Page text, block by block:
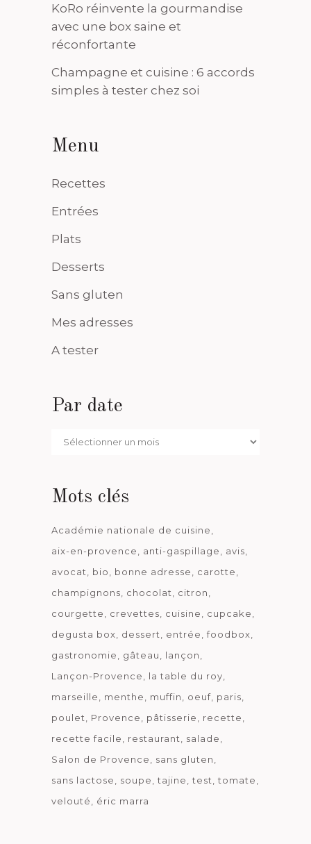
KoRo réinvente la gourmandise
avec une box saine et
réconfortante
Champagne et cuisine : 6 accords
simples à tester chez soi
Menu
Recettes
Entrées
Plats
Desserts
Sans gluten
Mes adresses
A tester
Par date
Par
Mots clés
Académie nationale de cuisine
aix-en-provence
anti-gaspillage
avis
avocat
bio bonne adresse
carotte
champignons
chocolat
citron
courgette
crevettes cuisine
cupcake
degusta box
dessert entrée
foodbox
gastronomie
gâteau
lançon
Lançon-Provence
la table du roy
marseille
menthe muffin oeuf paris
poulet
Provence pâtisserie
recette
recette facile
restaurant
salade
Salon de Provence
sans gluten
sans lactose
soupe tajine test
tomate
velouté
éric marra